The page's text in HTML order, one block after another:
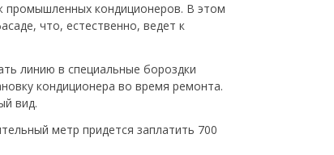
промышленных кондиционеров. В этом
что, естественно, ведет к
линию в специальные бороздки
кондиционера во время ремонта.
вид.
метр придется заплатить 700